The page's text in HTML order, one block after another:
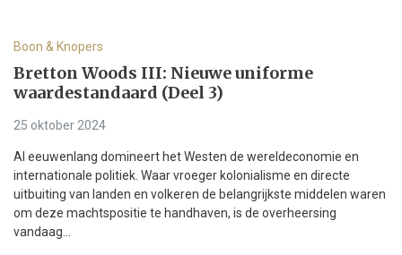
Boon & Knopers
Bretton Woods III: Nieuwe uniforme
waardestandaard (Deel 3)
25 oktober 2024
Al eeuwenlang domineert het Westen de wereldeconomie en
internationale politiek. Waar vroeger kolonialisme en directe
uitbuiting van landen en volkeren de belangrijkste middelen waren
om deze machtspositie te handhaven, is de overheersing
vandaag...